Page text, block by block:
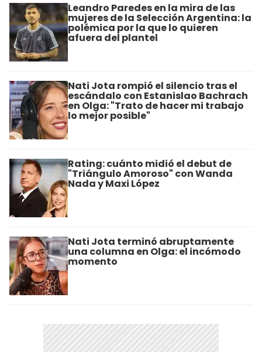
Leandro Paredes en la mira de las
mujeres de la Selección Argentina: la
polémica por la que lo quieren
afuera del plantel
Nati Jota rompió el silencio tras el
escándalo con Estanislao Bachrach
en Olga: "Trato de hacer mi trabajo
lo mejor posible"
Rating: cuánto midió el debut de
"Triángulo Amoroso" con Wanda
Nada y Maxi López
Nati Jota terminó abruptamente
una columna en Olga: el incómodo
momento